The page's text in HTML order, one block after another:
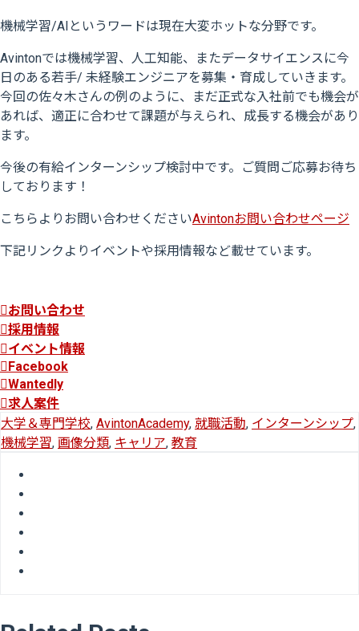
機械学習/AIというワードは現在大変ホットな分野です。
Avintonでは機械学習、人工知能、またデータサイエンスに今
日のある若手/ 未経験エンジニアを募集・育成していきます。
今回の佐々木さんの例のように、まだ正式な入社前でも機会が
あれば、適正に合わせて課題が与えられ、成長する機会があり
ます。
今後の有給インターンシップ検討中です。ご質問ご応募お待ち
しております！
こちらよりお問い合わせくださいAvintonお問い合わせページ
下記リンクよりイベントや採用情報など載せています。
お問い合わせ
採用情報
イベント情報
Facebook
Wantedly
求人案件
大学＆専門学校, AvintonAcademy, 就職活動, インターンシップ,
機械学習, 画像分類, キャリア, 教育